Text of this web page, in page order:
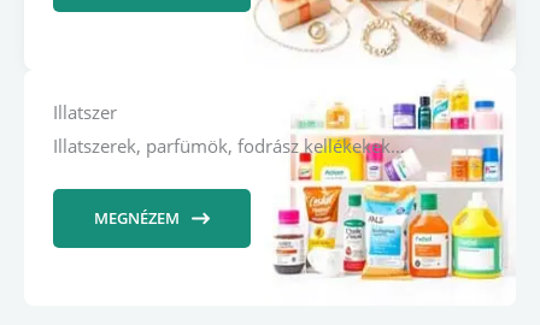
Illatszer
Illatszerek, parfümök, fodrász kellékekek…
MEGNÉZEM